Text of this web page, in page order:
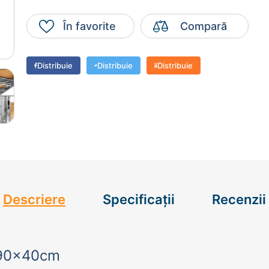
pentru birou
pentru
de grădinărit
| Rezervor apă
transfer lichide
Mese pliabile
Șezlonguri
Bazine
Camping și odihnă
În favorite Compară
Distribuie Distribuie Distribuie
1100.00 lei
Descriere Specificații Recenzii